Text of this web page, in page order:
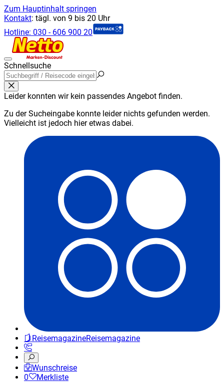
Zum Hauptinhalt springen
Kontakt: tägl. von 9 bis 20 Uhr
Hotline: 030 - 606 900 20
Schnellsuche
Leider konnten wir kein passendes Angebot finden.
Zu der Sucheingabe konnte leider nichts gefunden werden.
Vielleicht ist jedoch hier etwas dabei.
ReisemagazineReisemagazine
Wunschreise
0
Merkliste